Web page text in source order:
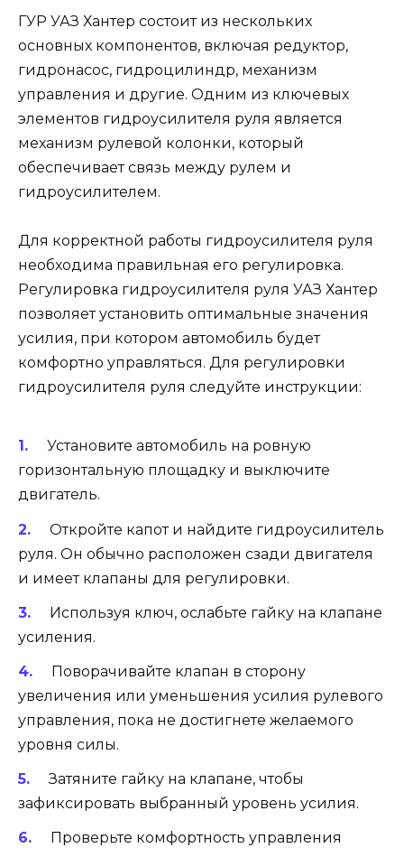
ГУР УАЗ Хантер состоит из нескольких
основных компонентов, включая редуктор,
гидронасос, гидроцилиндр, механизм
управления и другие. Одним из ключевых
элементов гидроусилителя руля является
механизм рулевой колонки, который
обеспечивает связь между рулем и
гидроусилителем.
Для корректной работы гидроусилителя руля
необходима правильная его регулировка.
Регулировка гидроусилителя руля УАЗ Хантер
позволяет установить оптимальные значения
усилия, при котором автомобиль будет
комфортно управляться. Для регулировки
гидроусилителя руля следуйте инструкции:
Установите автомобиль на ровную
горизонтальную площадку и выключите
двигатель.
Откройте капот и найдите гидроусилитель
руля. Он обычно расположен сзади двигателя
и имеет клапаны для регулировки.
Используя ключ, ослабьте гайку на клапане
усиления.
Поворачивайте клапан в сторону
увеличения или уменьшения усилия рулевого
управления, пока не достигнете желаемого
уровня силы.
Затяните гайку на клапане, чтобы
зафиксировать выбранный уровень усилия.
Проверьте комфортность управления